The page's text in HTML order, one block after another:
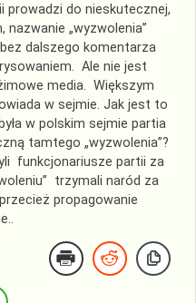
prowadzi do nieskutecznej,
nazwanie „wyzwolenia”
dalszego komentarza
Ale nie jest
media. Większym
w sejmie. Jak jest to
w polskim sejmie partia
tamtego „wyzwolenia”?
funkcjonariusze partii za
trzymali naród za
propagowanie